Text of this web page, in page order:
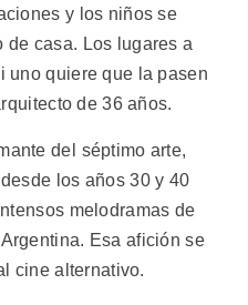
y los niños se
de casa. Los lugares a
uno quiere que la pasen
de 36 años.
del séptimo arte,
los años 30 y 40
melodramas de
Esa afición se
cine alternativo.